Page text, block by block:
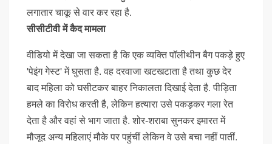
लगातार चाकू से वार कर रहा है.
सीसीटीवी में कैद मामला
वीडियो में देखा जा सकता है कि एक व्यक्ति पॉलीथीन बैग पकड़े हुए
'पेइंग गेस्ट' में घुसता है. वह दरवाजा खटखटाता है तथा कुछ देर
बाद महिला को घसीटकर बाहर निकालता दिखाई देता है. पीड़िता
हमले का विरोध करती है, लेकिन हत्यारा उसे पकड़कर गला रेत
देता है और वहां से भाग जाता है. शोर-शराबा सुनकर इमारत में
मौजूद अन्य महिलाएं मौके पर पहुंचीं लेकिन वे उसे बचा नहीं पातीं.